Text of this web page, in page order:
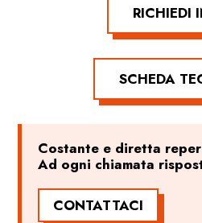
RICHIEDI
SCHEDA
Costante e diretta
Ad ogni chiamata
CONTATTACI